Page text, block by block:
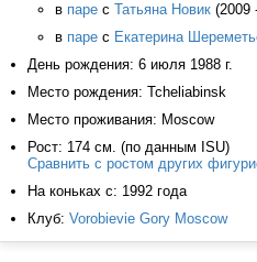
в паре с Татьяна Новик (2009
в паре с Екатерина
День рождения: 6 июля 1988 г.
Место рождения: Tcheliabinsk
Место проживания: Moscow
Рост: 174 см. (по данным ISU)
Сравнить с ростом других
На коньках с: 1992 года
Клуб: Vorobievie Gory Moscow